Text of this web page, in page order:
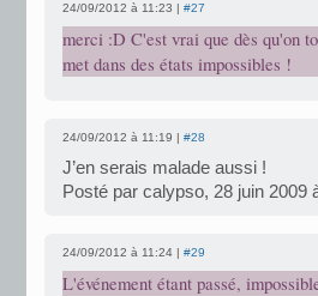
24/09/2012 à 11:23 | #27
merci :D C'est vrai que dès qu'on
met dans des états impossibles !
24/09/2012 à 11:19 | #28
J’en serais malade aussi !
Posté par calypso, 28 juin 2009
24/09/2012 à 11:24 | #29
L'événement étant passé,